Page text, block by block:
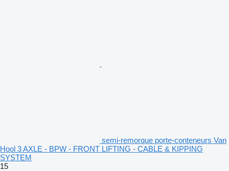
semi-remorque porte-conteneurs Van
Hool 3 AXLE - BPW - FRONT LIFTING - CABLE & KIPPING
SYSTEM
15